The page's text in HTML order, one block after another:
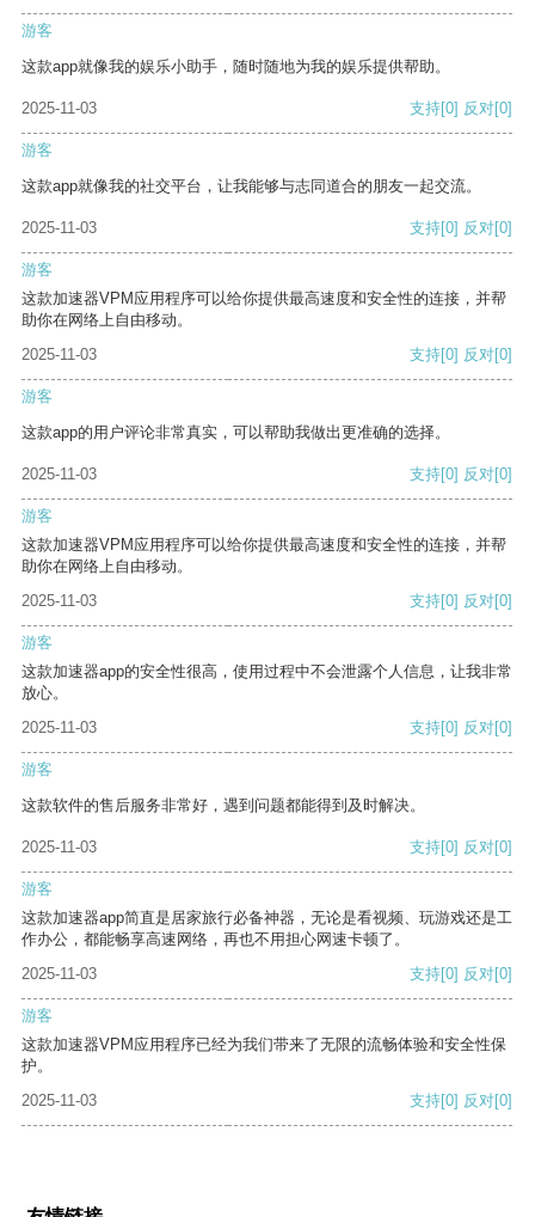
游客
这款app就像我的娱乐小助手，随时随地为我的娱乐提供帮助。
2025-11-03 支持[0] 反对[0]
游客
这款app就像我的社交平台，让我能够与志同道合的朋友一起交流。
2025-11-03 支持[0] 反对[0]
游客
这款加速器VPM应用程序可以给你提供最高速度和安全性的连接，并帮
助你在网络上自由移动。
2025-11-03
支持[0] 反对[0]
游客
这款app的用户评论非常真实，可以帮助我做出更准确的选择。
2025-11-03 支持[0] 反对[0]
游客
这款加速器VPM应用程序可以给你提供最高速度和安全性的连接，并帮
助你在网络上自由移动。
2025-11-03
支持[0] 反对[0]
游客
这款加速器app的安全性很高，使用过程中不会泄露个人信息，让我非常
放心。
2025-11-03
支持[0] 反对[0]
游客
这款软件的售后服务非常好，遇到问题都能得到及时解决。
2025-11-03 支持[0] 反对[0]
游客
这款加速器app简直是居家旅行必备神器，无论是看视频、玩游戏还是工
作办公，都能畅享高速网络，再也不用担心网速卡顿了。
2025-11-03
支持[0] 反对[0]
游客
这款加速器VPM应用程序已经为我们带来了无限的流畅体验和安全性保
护。
2025-11-03
支持[0] 反对[0]